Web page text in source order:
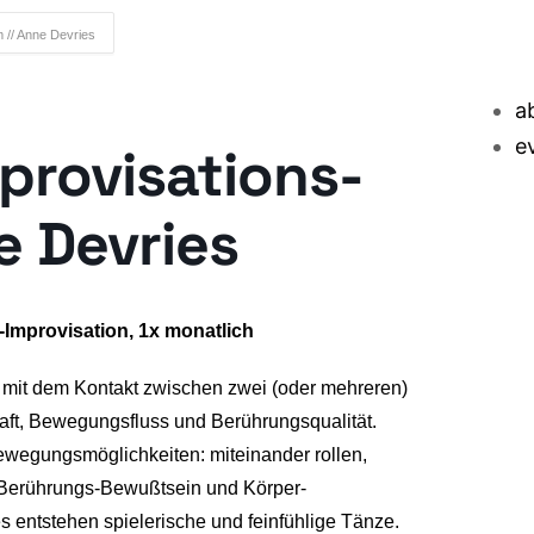
// Anne Devries
Devries
1x monatlich
dem Kontakt zwischen zwei (oder mehreren)
Bewegungsfluss und Berührungsqualität.
miteinander rollen,
Bewußtsein und Körper-
entstehen spielerische und feinfühlige Tänze.